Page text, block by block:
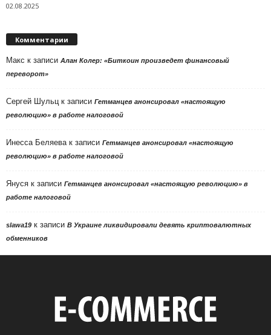
02.08.2025
Комментарии
Макс к записи Алан Колер: «Биткоин произведет финансовый
переворот»
Сергей Шульц к записи Гетманцев анонсировал «настоящую
революцию» в работе налоговой
Инесса Беляева к записи Гетманцев анонсировал «настоящую
революцию» в работе налоговой
Януся к записи Гетманцев анонсировал «настоящую революцию» в
работе налоговой
slawa19 к записи В Украине ликвидировали девять криптовалютных
обменников